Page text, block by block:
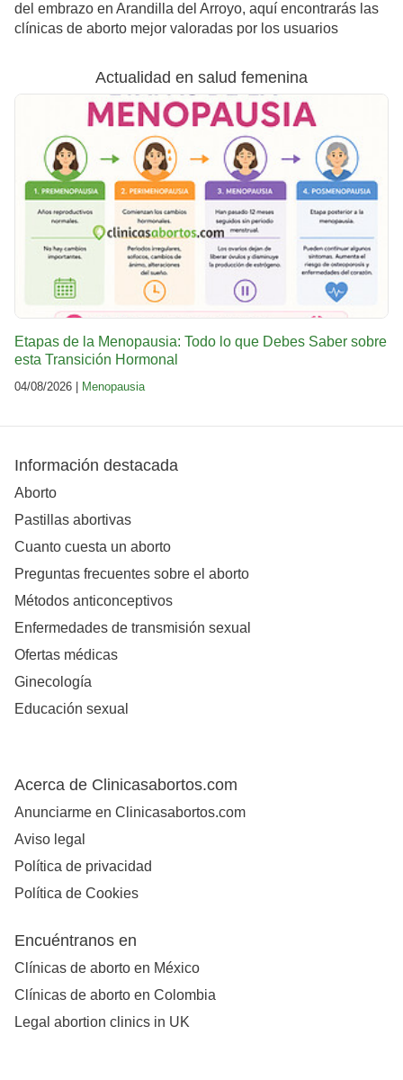
del embrazo en Arandilla del Arroyo, aquí encontrarás las
clínicas de aborto mejor valoradas por los usuarios
Actualidad en salud femenina
Etapas de la Menopausia: Todo lo que Debes Saber sobre
esta Transición Hormonal
04/08/2026 | Menopausia
Información destacada
Aborto
Pastillas abortivas
Cuanto cuesta un aborto
Preguntas frecuentes sobre el aborto
Métodos anticonceptivos
Enfermedades de transmisión sexual
Ofertas médicas
Ginecología
Educación sexual
Acerca de Clinicasabortos.com
Anunciarme en Clinicasabortos.com
Aviso legal
Política de privacidad
Política de Cookies
Encuéntranos en
Clínicas de aborto en México
Clínicas de aborto en Colombia
Legal abortion clinics in UK